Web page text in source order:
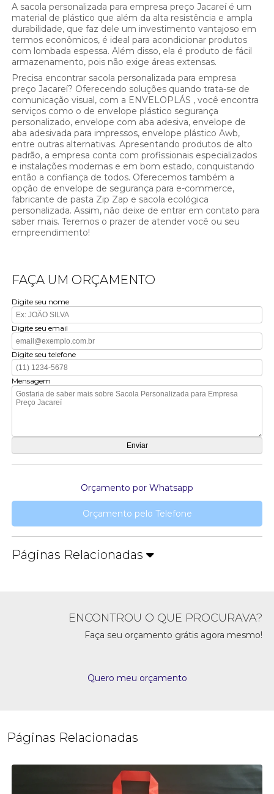
A sacola personalizada para empresa preço Jacareí é um
material de plástico que além da alta resistência e ampla
durabilidade, que faz dele um investimento vantajoso em
termos econômicos, é ideal para acondicionar produtos
com lombada espessa. Além disso, ela é produto de fácil
armazenamento, pois não exige áreas extensas.
Precisa encontrar sacola personalizada para empresa
preço Jacareí? Oferecendo soluções quando trata-se de
comunicação visual, com a ENVELOPLÁS , você encontra
serviços como o de envelope plástico segurança
personalizado, envelope com aba adesiva, envelope de
aba adesivada para impressos, envelope plástico Awb,
entre outras alternativas. Apresentando produtos de alto
padrão, a empresa conta com profissionais especializados
e instalações modernas e em bom estado, conquistando
então a confiança de todos. Oferecemos também a
opção de envelope de segurança para e-commerce,
fabricante de pasta Zip Zap e sacola ecológica
personalizada. Assim, não deixe de entrar em contato para
saber mais. Teremos o prazer de atender você ou seu
empreendimento!
FAÇA UM ORÇAMENTO
Digite seu nome
Digite seu email
Digite seu telefone
Mensagem
Orçamento por Whatsapp
Orçamento pelo Telefone
Páginas Relacionadas
ENCONTROU O QUE PROCURAVA?
Faça seu orçamento grátis agora mesmo!
Quero meu orçamento
Páginas Relacionadas